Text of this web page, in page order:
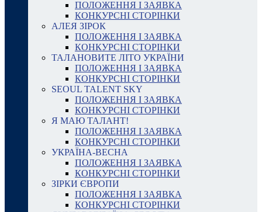
ПОЛОЖЕННЯ І ЗАЯВКА
КОНКУРСНІ СТОРІНКИ
АЛЕЯ ЗІРОК
ПОЛОЖЕННЯ І ЗАЯВКА
КОНКУРСНІ СТОРІНКИ
ТАЛАНОВИТЕ ЛІТО УКРАЇНИ
ПОЛОЖЕННЯ І ЗАЯВКА
КОНКУРСНІ СТОРІНКИ
SEOUL TALENT SKY
ПОЛОЖЕННЯ І ЗАЯВКА
КОНКУРСНІ СТОРІНКИ
Я МАЮ ТАЛАНТ!
ПОЛОЖЕННЯ І ЗАЯВКА
КОНКУРСНІ СТОРІНКИ
УКРАЇНА-ВЕСНА
ПОЛОЖЕННЯ І ЗАЯВКА
КОНКУРСНІ СТОРІНКИ
ЗІРКИ ЄВРОПИ
ПОЛОЖЕННЯ І ЗАЯВКА
КОНКУРСНІ СТОРІНКИ